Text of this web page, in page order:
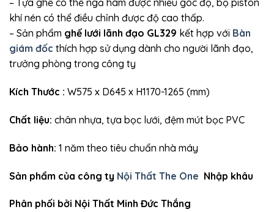
– Tựa ghế có thể ngả hãm được nhiều góc độ, bộ piston
khí nén có thể điều chỉnh được độ cao thấp.
– Sản phẩm ghế lưới lãnh đạo GL329 kết hợp với Bàn
giám đốc thích hợp sử dụng dành cho người lãnh đạo,
trưởng phòng trong công ty
Kích Thước : W575 x D645 x H1170-1265 (mm)
Chất liệu: chân nhựa, tựa bọc lưới, đệm mút bọc PVC
Bảo hành: 1 năm theo tiêu chuẩn nhà máy
Sản phẩm của công ty Nội Thất The One Nhập khâu
Phân phối bởi Nội Thất Minh Đức Thắng